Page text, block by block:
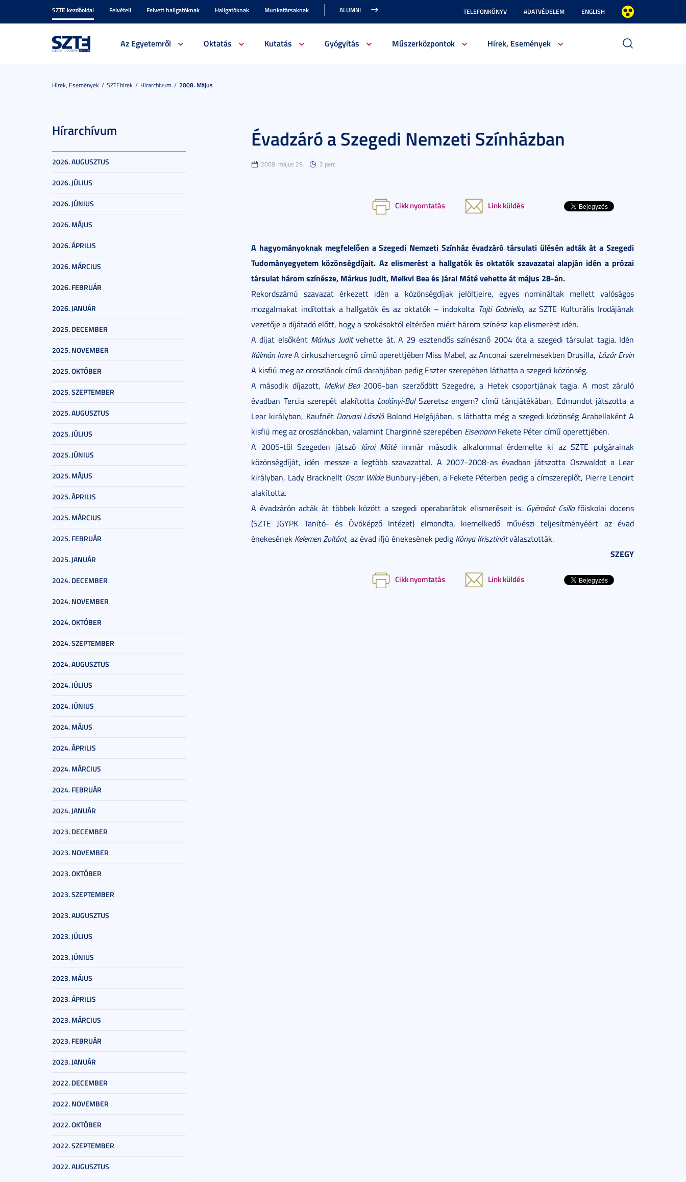
SZTE kezdőoldal Felvételi Felvett hallgatóknak Hallgatóknak Munkatársaknak ALUMNI TELEFONKÖNYV ADATVÉDELEM ENGLISH
Az Egyetemről Oktatás Kutatás Gyógyítás Műszerközpontok Hírek, Események
Hírek, Események SZTEhírek Hírarchívum 2008. Május
Hírarchívum
2026. AUGUSZTUS
2026. JÚLIUS
2026. JÚNIUS
2026. MÁJUS
2026. ÁPRILIS
2026. MÁRCIUS
2026. FEBRUÁR
2026. JANUÁR
2025. DECEMBER
2025. NOVEMBER
2025. OKTÓBER
2025. SZEPTEMBER
2025. AUGUSZTUS
2025. JÚLIUS
2025. JÚNIUS
2025. MÁJUS
2025. ÁPRILIS
2025. MÁRCIUS
2025. FEBRUÁR
2025. JANUÁR
2024. DECEMBER
2024. NOVEMBER
2024. OKTÓBER
2024. SZEPTEMBER
2024. AUGUSZTUS
2024. JÚLIUS
2024. JÚNIUS
2024. MÁJUS
2024. ÁPRILIS
2024. MÁRCIUS
2024. FEBRUÁR
2024. JANUÁR
2023. DECEMBER
2023. NOVEMBER
2023. OKTÓBER
2023. SZEPTEMBER
2023. AUGUSZTUS
2023. JÚLIUS
2023. JÚNIUS
2023. MÁJUS
2023. ÁPRILIS
2023. MÁRCIUS
2023. FEBRUÁR
2023. JANUÁR
2022. DECEMBER
2022. NOVEMBER
2022. OKTÓBER
2022. SZEPTEMBER
2022. AUGUSZTUS
Évadzáró a Szegedi Nemzeti Színházban
2008. május 29. 2 perc
Cikk nyomtatás Link küldés
A hagyományoknak megfelelően a Szegedi Nemzeti Színház évadzáró társulati ülésén adták át a Szegedi
Tudományegyetem közönségdíjait. Az elismerést a hallgatók és oktatók szavazatai alapján idén a prózai
társulat három színésze, Márkus Judit, Melkvi Bea és Járai Máté vehette át május 28-án.
Rekordszámú szavazat érkezett idén a közönségdíjak jelöltjeire, egyes nomináltak mellett valóságos
mozgalmakat indítottak a hallgatók és az oktatók – indokolta Tajti Gabriella, az SZTE Kulturális Irodájának
vezetője a díjátadó előtt, hogy a szokásoktól eltérően miért három színész kap elismerést idén.
A díjat elsőként Márkus Judit vehette át. A 29 esztendős színésznő 2004 óta a szegedi társulat tagja. Idén
Kálmán Imre A cirkuszhercegnő című operettjében Miss Mabel, az Anconai szerelmesekben Drusilla, Lázár Ervin
A kisfiú meg az oroszlánok című darabjában pedig Eszter szerepében láthatta a szegedi közönség.
A második díjazott, Melkvi Bea 2006-ban szerződött Szegedre, a Hetek csoportjának tagja. A most záruló
évadban Tercia szerepét alakította Ladányi-Bal Szeretsz engem? című táncjátékában, Edmundot játszotta a
Lear királyban, Kaufnét Darvasi László Bolond Helgájában, s láthatta még a szegedi közönség Arabellaként A
kisfiú meg az oroszlánokban, valamint Charginné szerepében Eisemann Fekete Péter című operettjében.
A 2005-től Szegeden játszó Járai Máté immár második alkalommal érdemelte ki az SZTE polgárainak
közönségdíját, idén messze a legtöbb szavazattal. A 2007-2008-as évadban játszotta Oszwaldot a Lear
királyban, Lady Bracknellt Oscar Wilde Bunbury-jében, a Fekete Péterben pedig a címszereplőt, Pierre Lenoirt
alakította.
A évadzárón adták át többek között a szegedi operabarátok elismeréseit is. Gyémánt Csilla főiskolai docens
(SZTE JGYPK Tanító- és Óvóképző Intézet) elmondta, kiemelkedő művészi teljesítményéért az évad
énekesének Kelemen Zoltánt, az évad ifjú énekesének pedig Kónya Krisztinátválasztották.
SZEGY
Cikk nyomtatás Link küldés